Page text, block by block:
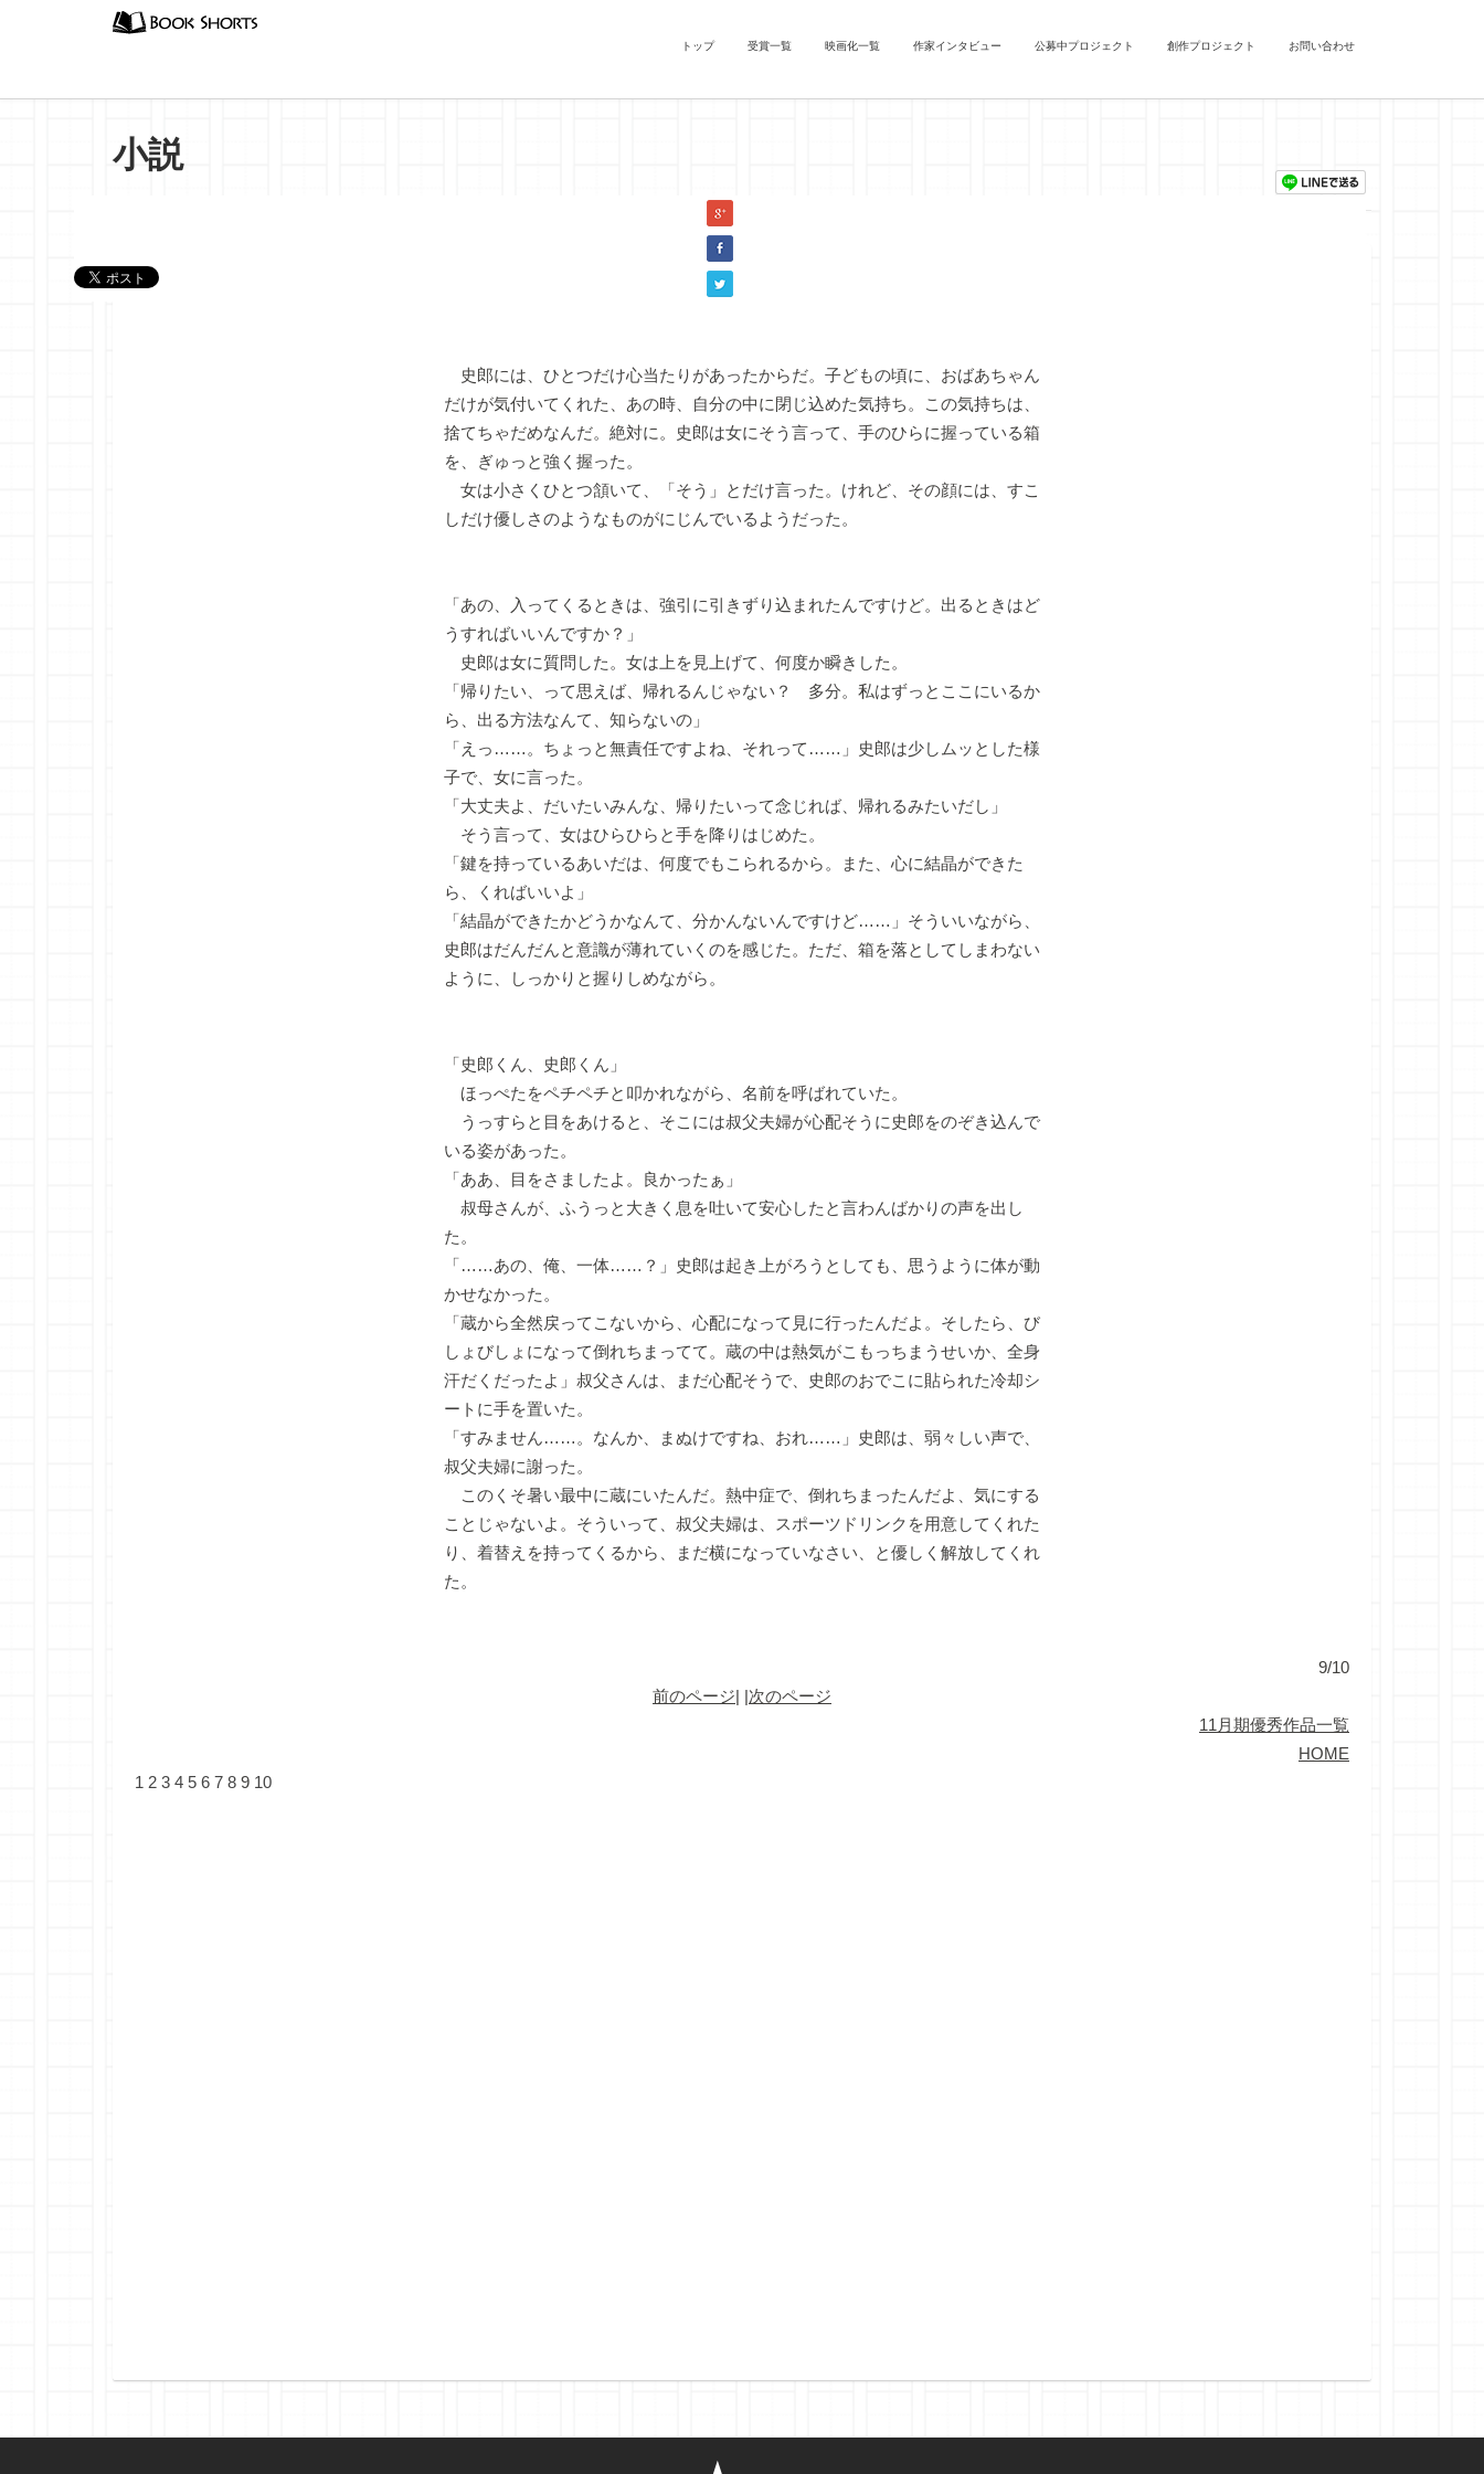
トップ 受賞一覧 映画化一覧 作家インタビュー 公募中プロジェクト 創作プロジェクト お問い合わせ
小説
『飲み込んだ涙のゆくすえ』間詰ちひろ（『浦島太郎』）
史郎には、ひとつだけ心当たりがあったからだ。子どもの頃に、おばあちゃん
だけが気付いてくれた、あの時、自分の中に閉じ込めた気持ち。この気持ちは、
捨てちゃだめなんだ。絶対に。史郎は女にそう言って、手のひらに握っている箱
を、ぎゅっと強く握った。
女は小さくひとつ頷いて、「そう」とだけ言った。けれど、その顔には、すこ
しだけ優しさのようなものがにじんでいるようだった。
「あの、入ってくるときは、強引に引きずり込まれたんですけど。出るときはど
うすればいいんですか？」
史郎は女に質問した。女は上を見上げて、何度か瞬きした。
「帰りたい、って思えば、帰れるんじゃない？ 多分。私はずっとここにいるか
ら、出る方法なんて、知らないの」
「えっ……。ちょっと無責任ですよね、それって……」史郎は少しムッとした様
子で、女に言った。
「大丈夫よ、だいたいみんな、帰りたいって念じれば、帰れるみたいだし」
そう言って、女はひらひらと手を降りはじめた。
「鍵を持っているあいだは、何度でもこられるから。また、心に結晶ができた
ら、くればいいよ」
「結晶ができたかどうかなんて、分かんないんですけど……」そういいながら、
史郎はだんだんと意識が薄れていくのを感じた。ただ、箱を落としてしまわない
ように、しっかりと握りしめながら。
「史郎くん、史郎くん」
ほっぺたをペチペチと叩かれながら、名前を呼ばれていた。
うっすらと目をあけると、そこには叔父夫婦が心配そうに史郎をのぞき込んで
いる姿があった。
「ああ、目をさましたよ。良かったぁ」
叔母さんが、ふうっと大きく息を吐いて安心したと言わんばかりの声を出し
た。
「……あの、俺、一体……？」史郎は起き上がろうとしても、思うように体が動
かせなかった。
「蔵から全然戻ってこないから、心配になって見に行ったんだよ。そしたら、び
しょびしょになって倒れちまってて。蔵の中は熱気がこもっちまうせいか、全身
汗だくだったよ」叔父さんは、まだ心配そうで、史郎のおでこに貼られた冷却シ
ートに手を置いた。
「すみません……。なんか、まぬけですね、おれ……」史郎は、弱々しい声で、
叔父夫婦に謝った。
このくそ暑い最中に蔵にいたんだ。熱中症で、倒れちまったんだよ、気にする
ことじゃないよ。そういって、叔父夫婦は、スポーツドリンクを用意してくれた
り、着替えを持ってくるから、まだ横になっていなさい、と優しく解放してくれ
た。
9/10
前のページ| |次のページ
11月期優秀作品一覧
HOME
1 2 3 4 5 6 7 8 9 10